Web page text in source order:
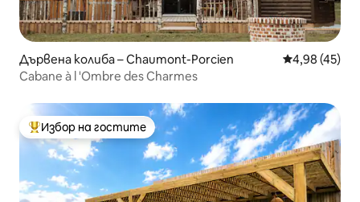
Дървена колиба – Chaumont-Porcien Средна
4,98 (45)
Cabane à l 'Ombre des Charmes
Най-популярен избор на гостите
Избор на гостите